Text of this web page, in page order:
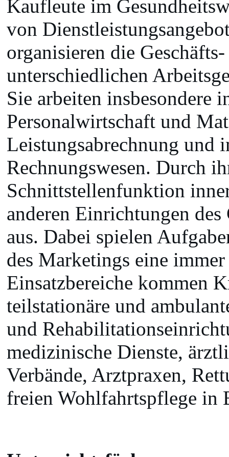
Kaufleute im
von
organisieren die
unterschiedlichen
Sie arbeiten insbesondere
Personalwirtschaft und
Leistungsabrechnung und
Rechnungswesen. Durch
Schnittstellenfunktion
anderen Einrichtungen
aus. Dabei spielen
des Marketings eine
Einsatzbereiche kommen
teilstationäre und
und
medizinische Dienste,
Verbände, Arztpraxen,
freien Wohlfahrtspflege in